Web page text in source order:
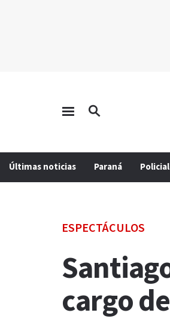
Últimas noticias Paraná
ESPECTÁCULOS
cargo